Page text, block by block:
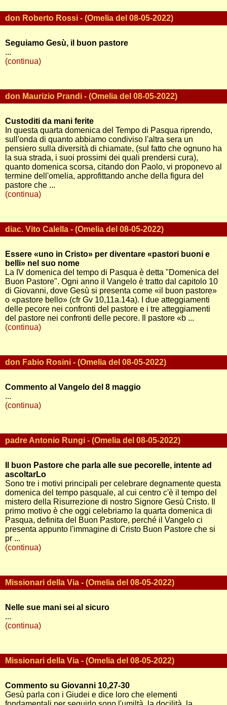
don Roberto Rossi - (Omelia del 08-05-2022)
Seguiamo Gesù, il buon pastore
...
(continua)
don Maurizio Prandi - (Omelia del 08-05-2022)
Custoditi da mani ferite
In questa quarta domenica del Tempo di Pasqua riprendo,
sull'onda di quanto abbiamo condiviso l'altra sera un
pensiero sulla diversità di chiamate, (sul fatto che ognuno ha
la sua strada, i suoi prossimi dei quali prendersi cura),
quanto domenica scorsa, citando don Paolo, vi proponevo al
termine dell'omelia, approfittando anche della figura del
pastore che ...
(continua)
diac. Vito Calella - (Omelia del 08-05-2022)
Essere «uno in Cristo» per diventare «pastori buoni e
belli» nel suo nome
La IV domenica del tempo di Pasqua è detta "Domenica del
Buon Pastore". Ogni anno il Vangelo è tratto dal capitolo 10
di Giovanni, dove Gesù si presenta come «il buon pastore»
o «pastore bello» (cfr Gv 10,11a.14a). I due atteggiamenti
delle pecore nei confronti del pastore e i tre atteggiamenti
del pastore nei confronti delle pecore. Il pastore «b ...
(continua)
don Fabio Rosini - (Omelia del 08-05-2022)
Commento al Vangelo del 8 maggio
...
(continua)
padre Antonio Rungi - (Omelia del 08-05-2022)
Il buon Pastore che parla alle sue pecorelle, intente ad
ascoltarLo
Sono tre i motivi principali per celebrare degnamente questa
domenica del tempo pasquale, al cui centro c'è il tempo del
mistero della Risurrezione di nostro Signore Gesù Cristo. Il
primo motivo è che oggi celebriamo la quarta domenica di
Pasqua, definita del Buon Pastore, perché il Vangelo ci
presenta appunto l'immagine di Cristo Buon Pastore che si
pr ...
(continua)
Missionari della Via - (Omelia del 08-05-2022)
Nelle sue mani sei al sicuro
...
(continua)
Missionari della Via - (Omelia del 08-05-2022)
Commento su Giovanni 10,27-30
Gesù parla con i Giudei e dice loro che elementi